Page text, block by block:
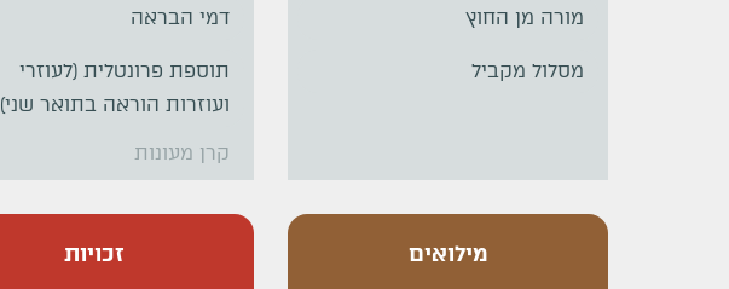
מורה מן החוץ
מסלול מקביל
דמי הבראה
תוספת פרונטלית (לעוזרי
ועוזרות הוראה בתואר שני)
קרן מעונות
מילואים זכויות